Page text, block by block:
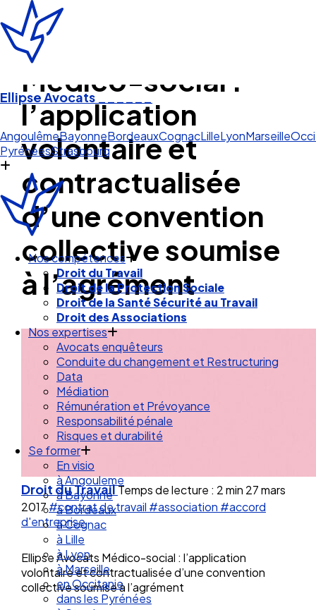
Ellipse Avocats______
Lil
AngoulêmeBayonneBordeauxCognac
Pyrénées
Nos compétences
Droit du Travail
Droit de la Protection Sociale
Droit de la Santé Sécurité au Travail
Droit des Associations
Nos expertises
Avocats enquêteurs
Conduite du changement et Restructuring
Data
Médiation
Rémunération et Prévoyance
Responsabilité pénale
Risques et durabilité
Se former
En visio
à Angouleme
à Bayonne
à Bordeaux
à Cognac
à Lille
à Lyon
à Marseille
en Occitanie
Médico-social :
l’application
volontaire et
contractualisée
d’une convention
collective soumise
à l’agrément
Droit du TravailTemps de lecture : 2 min 27 mars
2017#contrat de travail #association #accord
d'entreprise
Ellipse Avocats Médico-social : l’application
volontaire et contractualisée d’une convention
collective soumise à l’agrément